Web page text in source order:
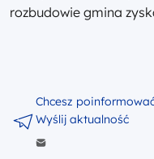
rozbudowie gmina
Chcesz
Wyślij aktualność